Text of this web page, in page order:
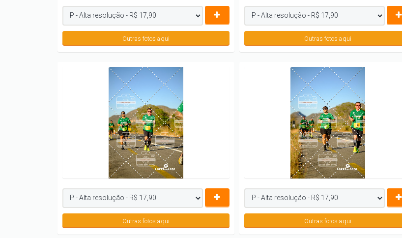
Outras fotos aqui Outras fotos aqui
Outras fotos aqui Outras fotos aqui